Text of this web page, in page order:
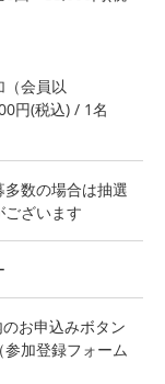
員以
円(税込) / 1名
数の場合は抽選
ございます
お申込みボタン
加登録フォーム